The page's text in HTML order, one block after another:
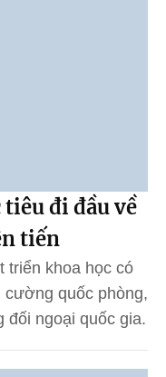
đi đầu về
tiến
triển khoa học có
cường quốc phòng,
đối ngoại quốc gia.